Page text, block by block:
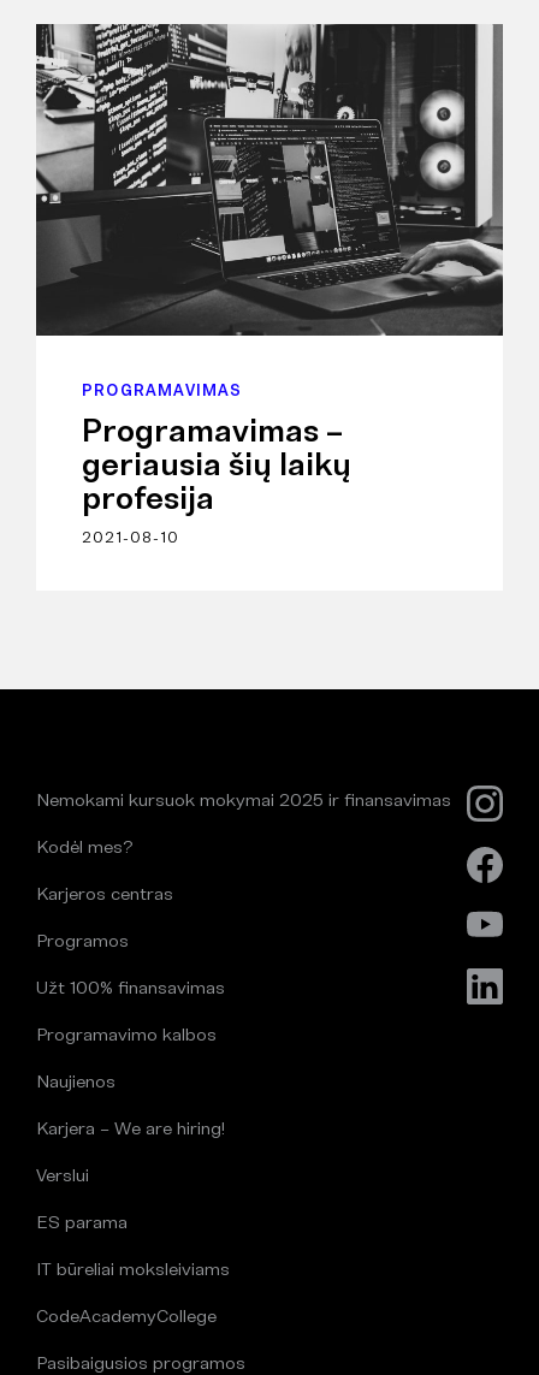
PROGRAMAVIMAS
Programavimas –
geriausia šių laikų
profesija
2021-08-10
Nemokami kursuok mokymai 2025 ir finansavimas
Kodėl mes?
Karjeros centras
Programos
Užt 100% finansavimas
Programavimo kalbos
Naujienos
Karjera – We are hiring!
Verslui
ES parama
IT būreliai moksleiviams
CodeAcademyCollege
Pasibaigusios programos